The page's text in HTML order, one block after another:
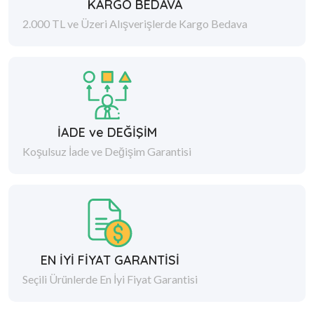
KARGO BEDAVA
2.000 TL ve Üzeri Alışverişlerde Kargo Bedava
İADE ve DEĞİŞİM
Koşulsuz İade ve Değişim Garantisi
EN İYİ FİYAT GARANTİSİ
Seçili Ürünlerde En İyi Fiyat Garantisi